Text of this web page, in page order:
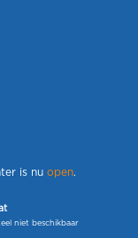
is nu open.
niet beschikbaar